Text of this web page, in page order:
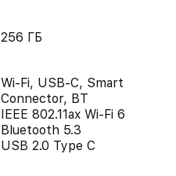
256 ГБ
Wi-Fi, USB-C, Smart
Connector, BT
IEEE 802.11ax Wi-Fi 6
Bluetooth 5.3
USB 2.0 Type C